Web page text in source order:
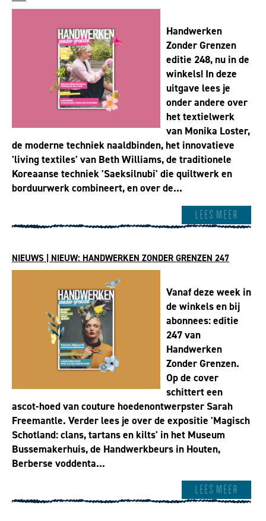
Handwerken
Zonder Grenzen
editie 248, nu in de
winkels! In deze
uitgave lees je
onder andere over
het textielwerk
van Monika Loster,
de moderne techniek naaldbinden, het innovatieve
'living textiles' van Beth Williams, de traditionele
Koreaanse techniek 'Saeksilnubi' die quiltwerk en
borduurwerk combineert, en over de...
Lees meer
NIEUWS | NIEUW: HANDWERKEN ZONDER GRENZEN 247
Vanaf deze week in
de winkels en bij
abonnees: editie
247 van
Handwerken
Zonder Grenzen.
Op de cover
schittert een
ascot-hoed van couture hoedenontwerpster Sarah
Freemantle. Verder lees je over de expositie 'Magisch
Schotland: clans, tartans en kilts' in het Museum
Bussemakerhuis, de Handwerkbeurs in Houten,
Berberse voddenta...
Lees meer